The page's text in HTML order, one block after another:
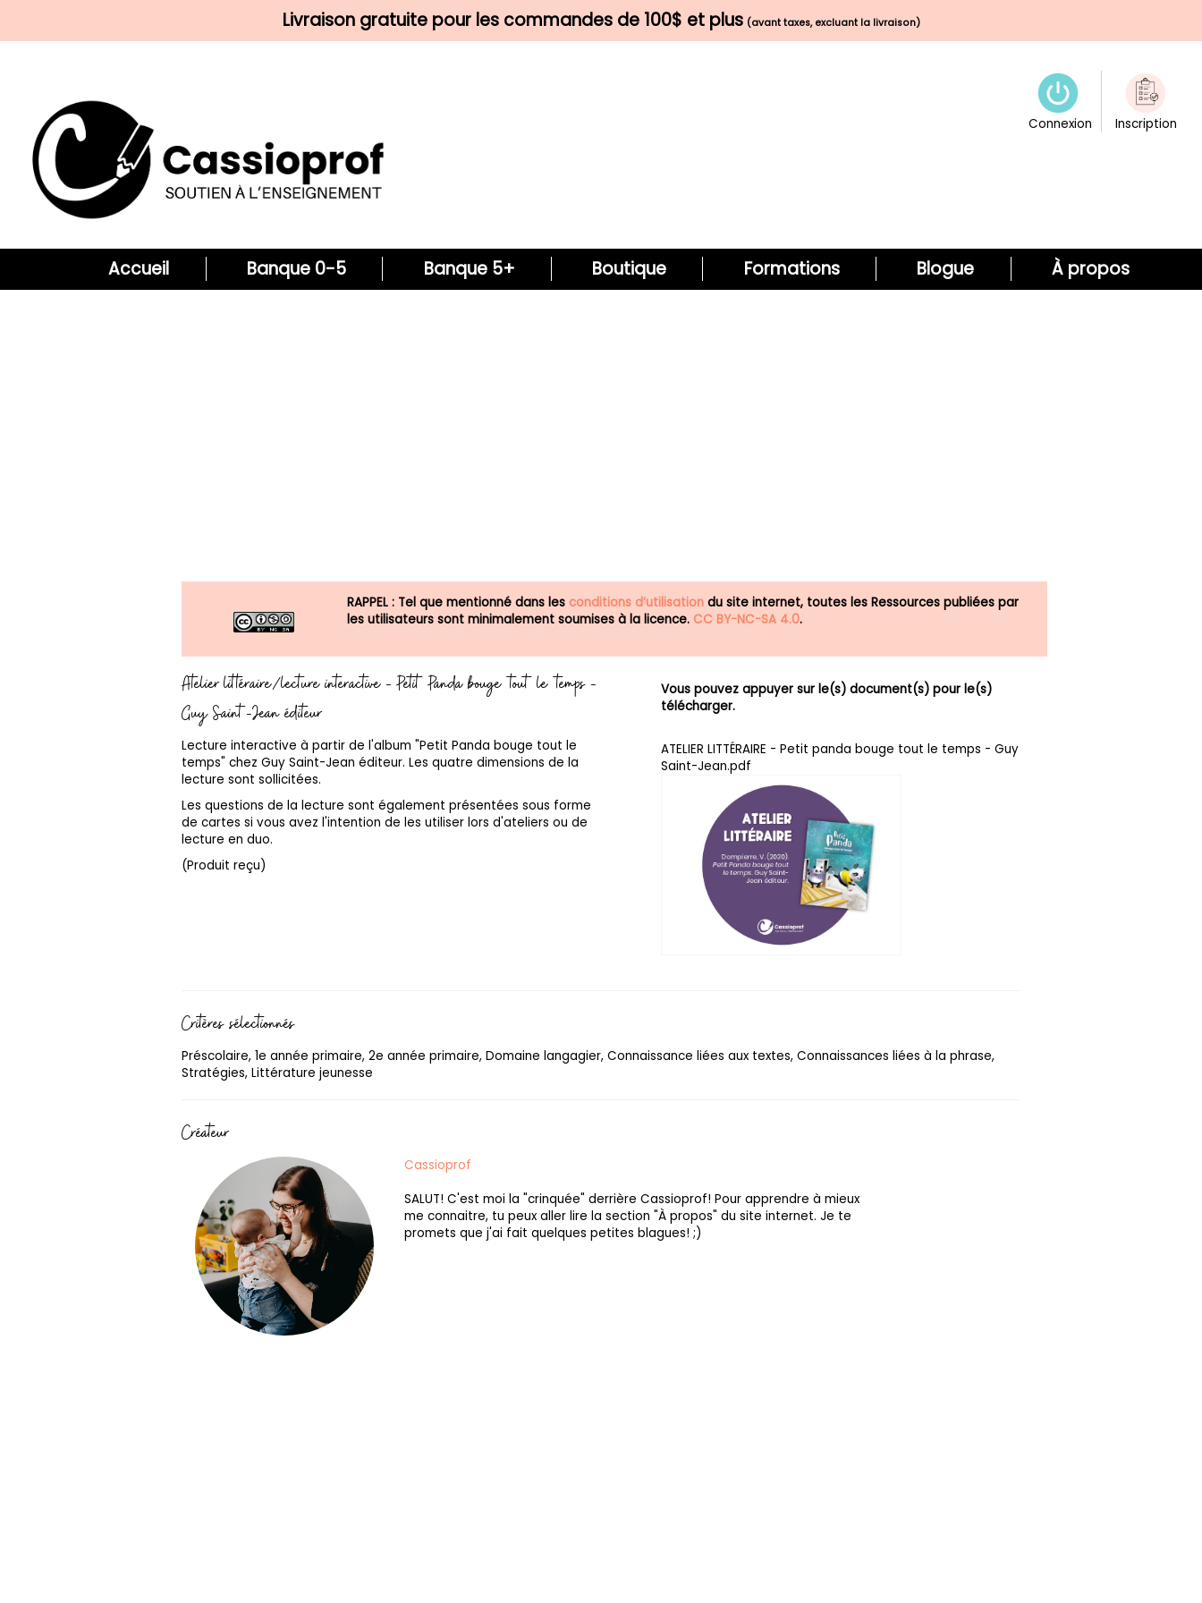
Livraison gratuite pour les commandes de 100$ et plus (avant taxes, excluant la livraison)
Connexion Inscription
Accueil Banque 0-5 Banque 5+ Boutique Formations Blogue À propos
RAPPEL : Tel que mentionné dans les conditions d’utilisation du site internet, toutes les Ressources publiées par
les utilisateurs sont minimalement soumises à la licence. CC BY-NC-SA 4.0.
Atelier littéraire/lecture interactive - Petit Panda bouge tout le temps -
Guy Saint-Jean éditeur
Lecture interactive à partir de l'album "Petit Panda bouge tout le
temps" chez Guy Saint-Jean éditeur. Les quatre dimensions de la
lecture sont sollicitées.
Les questions de la lecture sont également présentées sous forme
de cartes si vous avez l'intention de les utiliser lors d'ateliers ou de
lecture en duo.
(Produit reçu)
Vous pouvez appuyer sur le(s) document(s) pour le(s)
télécharger.
ATELIER LITTÉRAIRE - Petit panda bouge tout le temps - Guy
Saint-Jean.pdf
Critères sélectionnés
Préscolaire, 1e année primaire, 2e année primaire, Domaine langagier, Connaissance liées aux textes, Connaissances liées à la phrase,
Stratégies, Littérature jeunesse
Créateur
Cassioprof
SALUT! C'est moi la "crinquée" derrière Cassioprof! Pour apprendre à mieux
me connaitre, tu peux aller lire la section "À propos" du site internet. Je te
promets que j'ai fait quelques petites blagues! ;)